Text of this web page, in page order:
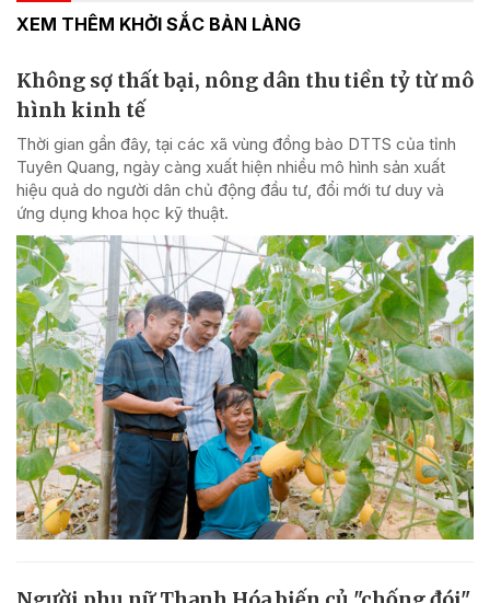
XEM THÊM KHỞI SẮC BẢN LÀNG
Không sợ thất bại, nông dân thu tiền tỷ từ mô
hình kinh tế
Thời gian gần đây, tại các xã vùng đồng bào DTTS của tỉnh
Tuyên Quang, ngày càng xuất hiện nhiều mô hình sản xuất
hiệu quả do người dân chủ động đầu tư, đổi mới tư duy và
ứng dụng khoa học kỹ thuật.